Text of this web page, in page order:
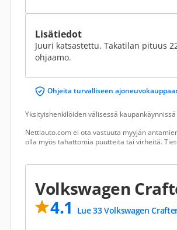
Lisätiedot
Juuri katsastettu. Takatilan pituus
ohjaamo.
Ohjeita turvalliseen
Yksityishenkilöiden välisessä
Nettiauto.com ei ota vastuuta myyjän
olla myös tahattomia puutteita tai virheitä.
Volkswagen
4.1
Lue 33 Volkswagen